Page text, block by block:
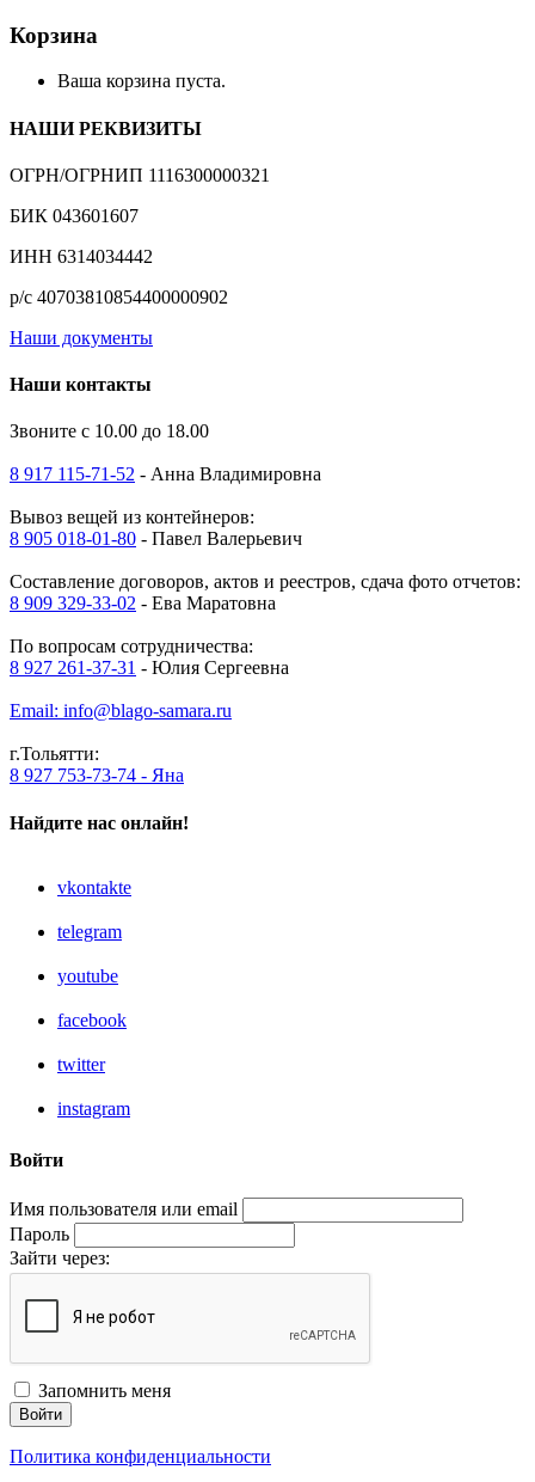
Корзина
Ваша корзина пуста.
НАШИ РЕКВИЗИТЫ
ОГРН/ОГРНИП 1116300000321
БИК 043601607
ИНН 6314034442
р/с 40703810854400000902
Наши документы
Наши контакты
Звоните с 10.00 до 18.00
8 917 115-71-52 - Анна Владимировна
Вывоз вещей из контейнеров:
8 905 018-01-80 - Павел Валерьевич
Составление договоров, актов и реестров, сдача фото отчетов:
8 909 329-33-02 - Ева Маратовна
По вопросам сотрудничества:
8 927 261-37-31 - Юлия Сергеевна
Email: info@blago-samara.ru
г.Тольятти:
8 927 753-73-74 - Яна
Найдите нас онлайн!
vkontakte
telegram
youtube
facebook
twitter
instagram
Войти
Имя пользователя или email
Пароль
Зайти через:
Запомнить меня
Войти
Политика конфиденциальности